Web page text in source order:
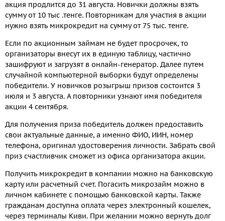
акция продлится до 31 августа. Новички должны взять
сумму от 10 тыс .тенге. Повторникам для участия в акции
нужно взять микрокредит на сумму от 75 тыс. тенге.
Если по акционным займам не будет просрочек, то
организаторы внесут их в единую таблицу, частично
зашифруют и загрузят в онлайн-генератор. Далее путем
случайной компьютерной выборки будут определены
победители. У новичков розыгрыш призов состоится 3
июля и 3 августа. А повторники узнают имя победителя
акции 4 сентября.
Для получения приза победитель должен предоставить
свои актуальные данные, а именно ФИО, ИИН, номер
телефона, оригинал удостоверения личности. Забрать свой
приз счастливчик сможет из офиса организатора акции.
Получить микрокредит в компании можно на банковскую
карту или расчетный счет. Погасить микрозайм можно в
личном кабинете с помощью банковской карты. Также
гражданам доступна оплата через электронный кошелек,
через терминалы Киви. При желании можно вернуть долг